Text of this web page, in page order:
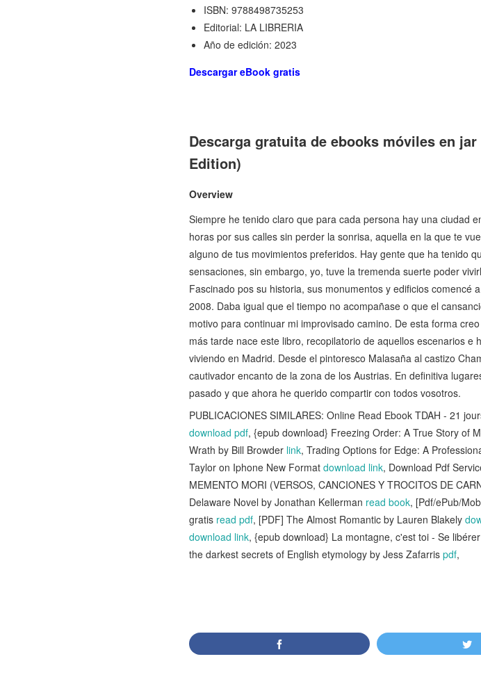
ISBN: 9788498735253
Editorial: LA LIBRERIA
Año de edición: 2023
Descargar eBook gratis
Descarga gratuita de ebooks móviles en jar
Edition)
Overview
Siempre he tenido claro que para cada persona hay una ciudad
horas por sus calles sin perder la sonrisa, aquella en la que te
alguno de tus movimientos preferidos. Hay gente que ha tenido
sensaciones, sin embargo, yo, tuve la tremenda suerte poder
Fascinado pos su historia, sus monumentos y edificios
2008. Daba igual que el tiempo no acompañase o que el
motivo para continuar mi improvisado camino. De esta forma
más tarde nace este libro, recopilatorio de aquellos escenarios
viviendo en Madrid. Desde el pintoresco Malasaña al castizo
cautivador encanto de la zona de los Austrias. En definitiva
pasado y que ahora he querido compartir con todos vosotros.
PUBLICACIONES SIMILARES: Online Read Ebook TDAH - 21
download pdf, {epub download} Freezing Order: A True Story of
Wrath by Bill Browder link, Trading Options for Edge: A
Taylor on Iphone New Format download link, Download Pdf
MEMENTO MORI (VERSOS, CANCIONES Y TROCITOS DE
Delaware Novel by Jonathan Kellerman read book, [Pdf/ePub/
gratis read pdf, [PDF] The Almost Romantic by Lauren Blakely
download link, {epub download} La montagne, c'est toi - Se
the darkest secrets of English etymology by Jess Zafarris pdf,